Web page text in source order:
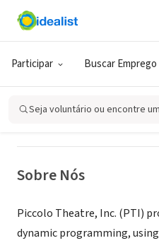
Participar Buscar Emprego
Seja voluntário ou encontre
ONG (SETOR SOCIAL)
Piccolo Theatre,
Sobre Nós
Piccolo Theatre, Inc. (PTI)
dynamic programming,